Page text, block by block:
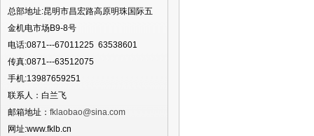
总部地址:昆明市昌宏路高原明珠国际五
金机电市场B9-8号
电话:0871---67011225 63538601
传真:0871---63512075
手机:13987659251
联系人：白兰飞
邮箱地址： fklaobao@sina.com
网址:www.fklb.cn